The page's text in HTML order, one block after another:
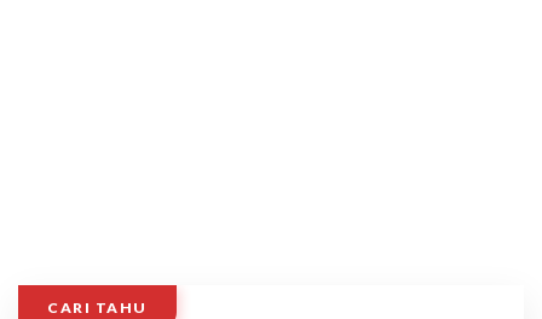
CARI TAHU